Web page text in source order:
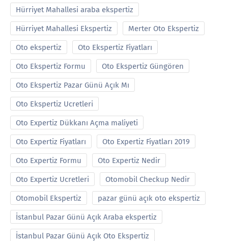
Hürriyet Mahallesi araba ekspertiz
Hürriyet Mahallesi Ekspertiz Merter Oto Ekspertiz
Oto ekspertiz Oto Ekspertiz Fiyatları
Oto Ekspertiz Formu Oto Ekspertiz Güngören
Oto Ekspertiz Pazar Günü Açık Mı
Oto Ekspertiz Ucretleri
Oto Expertiz Dükkanı Açma maliyeti
Oto Expertiz Fiyatları Oto Expertiz Fiyatları 2019
Oto Expertiz Formu Oto Expertiz Nedir
Oto Expertiz Ucretleri Otomobil Checkup Nedir
Otomobil Ekspertiz pazar günü açık oto ekspertiz
İstanbul Pazar Günü Açık Araba ekspertiz
İstanbul Pazar Günü Açık Oto Ekspertiz